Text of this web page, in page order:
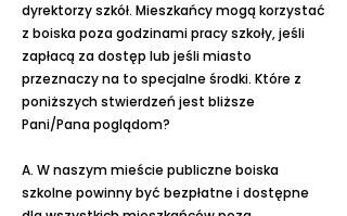
dyrektorzy szkół. Mieszkańcy mogą korzystać
z boiska poza godzinami pracy szkoły, jeśli
zapłacą za dostęp lub jeśli miasto
przeznaczy na to specjalne środki. Które z
poniższych stwierdzeń jest bliższe
Pani/Pana poglądom?
A. W naszym mieście publiczne boiska
szkolne powinny być bezpłatne i dostępne